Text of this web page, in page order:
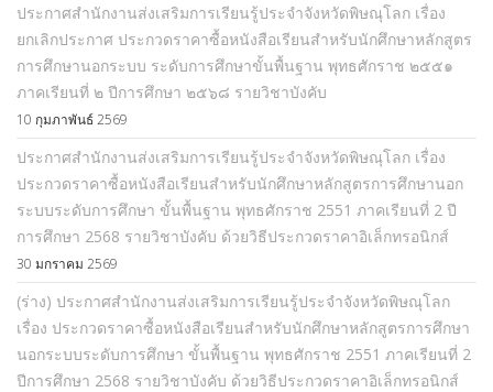
ประกาศสำนักงานส่งเสริมการเรียนรู้ประจำจังหวัดพิษณุโลก เรื่อง
ยกเลิกประกาศ ประกวดราคาซื้อหนังสือเรียนสำหรับนักศึกษาหลักสูตร
การศึกษานอกระบบ ระดับการศึกษาขั้นพื้นฐาน พุทธศักราช ๒๕๕๑
ภาคเรียนที่ ๒ ปีการศึกษา ๒๕๖๘ รายวิชาบังคับ
10 กุมภาพันธ์ 2569
ประกาศสำนักงานส่งเสริมการเรียนรู้ประจำจังหวัดพิษณุโลก เรื่อง
ประกวดราคาซื้อหนังสือเรียนสำหรับนักศึกษาหลักสูตรการศึกษานอก
ระบบระดับการศึกษา ขั้นพื้นฐาน พุทธศักราช 2551 ภาคเรียนที่ 2 ปี
การศึกษา 2568 รายวิชาบังคับ ด้วยวิธีประกวดราคาอิเล็กทรอนิกส์
30 มกราคม 2569
(ร่าง) ประกาศสำนักงานส่งเสริมการเรียนรู้ประจำจังหวัดพิษณุโลก
เรื่อง ประกวดราคาซื้อหนังสือเรียนสำหรับนักศึกษาหลักสูตรการศึกษา
นอกระบบระดับการศึกษา ขั้นพื้นฐาน พุทธศักราช 2551 ภาคเรียนที่ 2
ปีการศึกษา 2568 รายวิชาบังคับ ด้วยวิธีประกวดราคาอิเล็กทรอนิกส์